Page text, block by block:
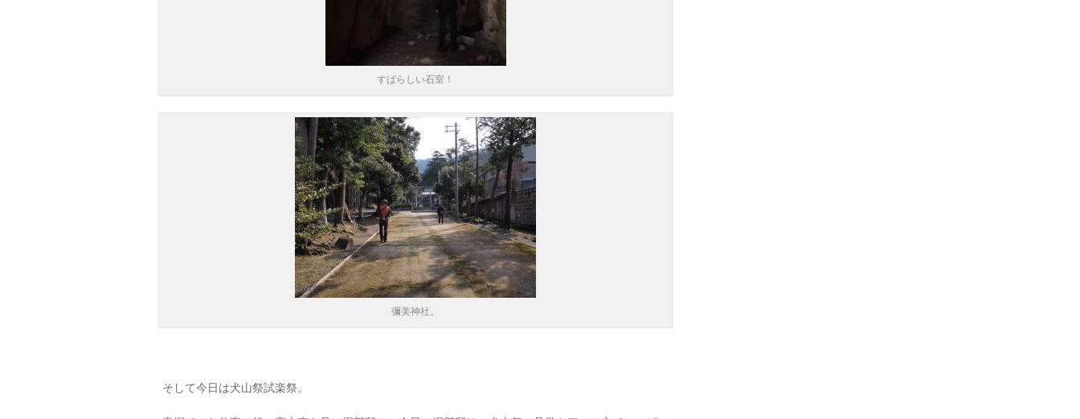
すばらしい石室！
彌美神社。
そして今日は犬山祭試楽祭。